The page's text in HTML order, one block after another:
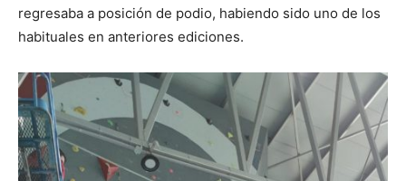
regresaba a posición de podio, habiendo sido uno de los
habituales en anteriores ediciones.